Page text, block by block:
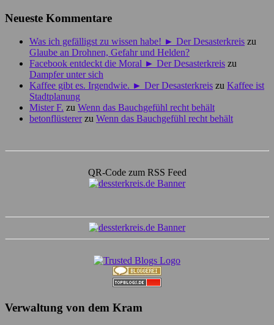
Neueste Kommentare
Was ich gefälligst zu wissen habe! ► Der Desasterkreis zu
Glaube an Drohnen, Gefahr und Helden?
Facebook entdeckt die Moral ► Der Desasterkreis zu
Dampfer unter sich
Kaffee gibt es. Irgendwie. ► Der Desasterkreis zu Kaffee ist
Stadtplanung
Mister F. zu Wenn das Bauchgefühl recht behält
betonflüstererzu Wenn das Bauchgefühl recht behält
QR-Code zum RSS Feed
Verwaltung von dem Kram